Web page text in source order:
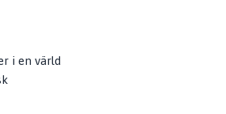
i en värld